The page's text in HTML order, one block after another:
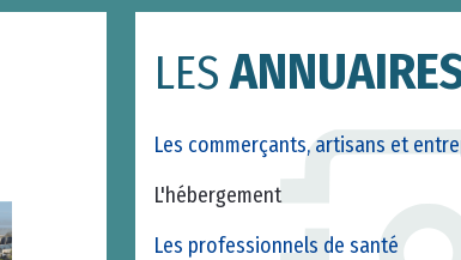
LES
Les commerçants, artisans et
L'hébergement
Les professionnels de santé